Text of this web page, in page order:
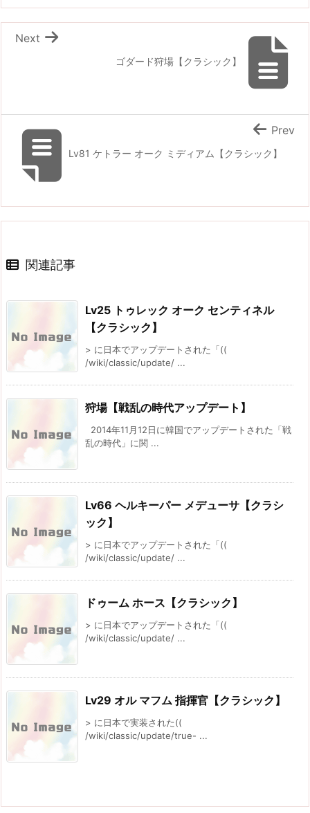
ゴダード狩場【クラシック】
Next
Lv81 ケトラー オーク ミディアム【クラシック】
Prev
関連記事
Lv25 トゥレック オーク センティネル
【クラシック】
> に日本でアップデートされた「((
/wiki/classic/update/ ...
狩場【戦乱の時代アップデート】
2014年11月12日に韓国でアップデートされた「戦
乱の時代」に関 ...
Lv66 ヘルキーパー メデューサ【クラシ
ック】
> に日本でアップデートされた「((
/wiki/classic/update/ ...
ドゥーム ホース【クラシック】
> に日本でアップデートされた「((
/wiki/classic/update/ ...
Lv29 オル マフム 指揮官【クラシック】
> に日本で実装された((
/wiki/classic/update/true- ...